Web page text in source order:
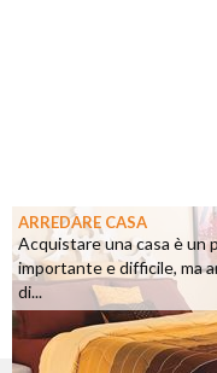
ARREDARE CASA
Acquistare una casa è un
importante e difficile, ma
di...